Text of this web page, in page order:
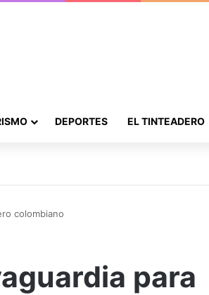
DEPORTES EL TINTEADERO
colombiano
para